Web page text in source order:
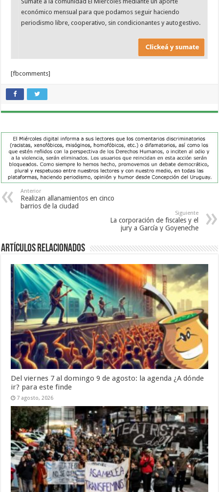
económico mensual para que podamos seguir haciendo
periodismo libre, cooperativo, sin condicionantes y autogestivo.
[fbcomments]
Anterior
Realizan allanamientos en cinco
barrios de la ciudad
Siguiente
La corporación de fiscales y el
jury a García y Goyeneche
Artículos Relacionados
Del viernes 7 al domingo 9 de agosto: la agenda ¿A dónde
ir? para este finde
7 agosto, 2026